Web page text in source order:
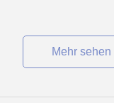
Mehr sehen